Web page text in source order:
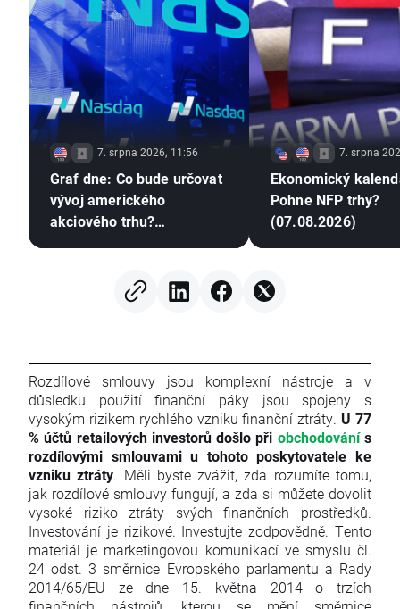
7. srpna 2026, 11:56
Graf dne: Co bude určovat
vývoj amerického
akciového trhu?
7. srpna
Ekonomický
Pohne NFP trhy?
(07.08.2026)
Rozdílové smlouvy jsou komplexní nástroje a v
důsledku použití finanční páky jsou spojeny s
vysokým rizikem rychlého vzniku finanční ztráty. U 77
% účtů retailových investorů došlo při obchodovánís
rozdílovými smlouvami u tohoto poskytovatele ke
vzniku ztráty. Měli byste zvážit, zda rozumíte tomu,
jak rozdílové smlouvy fungují, a zda si můžete dovolit
vysoké riziko ztráty svých finančních prostředků.
Investování je rizikové. Investujte zodpovědně. Tento
materiál je marketingovou komunikací ve smyslu čl.
24 odst. 3 směrnice Evropského parlamentu a Rady
2014/65/EU ze dne 15. května 2014 o trzích